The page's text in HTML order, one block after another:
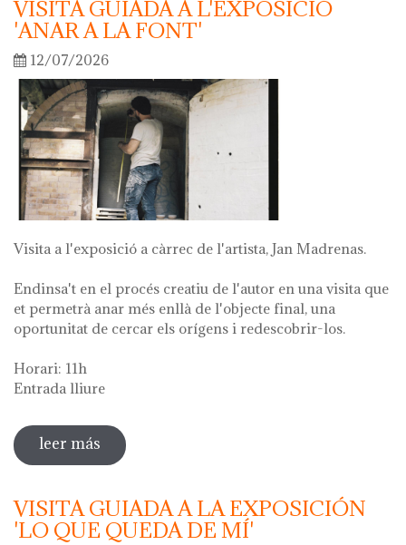
VISITA GUIADA A L'EXPOSICIÓ
'ANAR A LA FONT'
12/07/2026
Visita a l'exposició a càrrec de l'artista, Jan Madrenas.
Endinsa't en el procés creatiu de l'autor en una visita que
et permetrà anar més enllà de l'objecte final, una
oportunitat de cercar els orígens i redescobrir-los.
Horari: 11h
Entrada lliure
leer más sobre visita guiada a l'exposició 'anar a la
font'
VISITA GUIADA A LA EXPOSICIÓN
'LO QUE QUEDA DE MÍ'